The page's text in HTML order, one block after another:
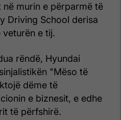
murin e përparmë të
Driving School derisa
e tij.
rëndë, Hyundai
"Mëso të
dëme të
e biznesit, e edhe
të përfshirë.